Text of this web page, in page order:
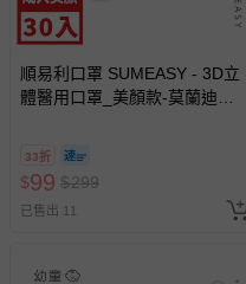
順易利口罩 SUMEASY - 3D立
體醫用口罩_美顏款-莫蘭迪綠
33折
$99 $299
已售出 11